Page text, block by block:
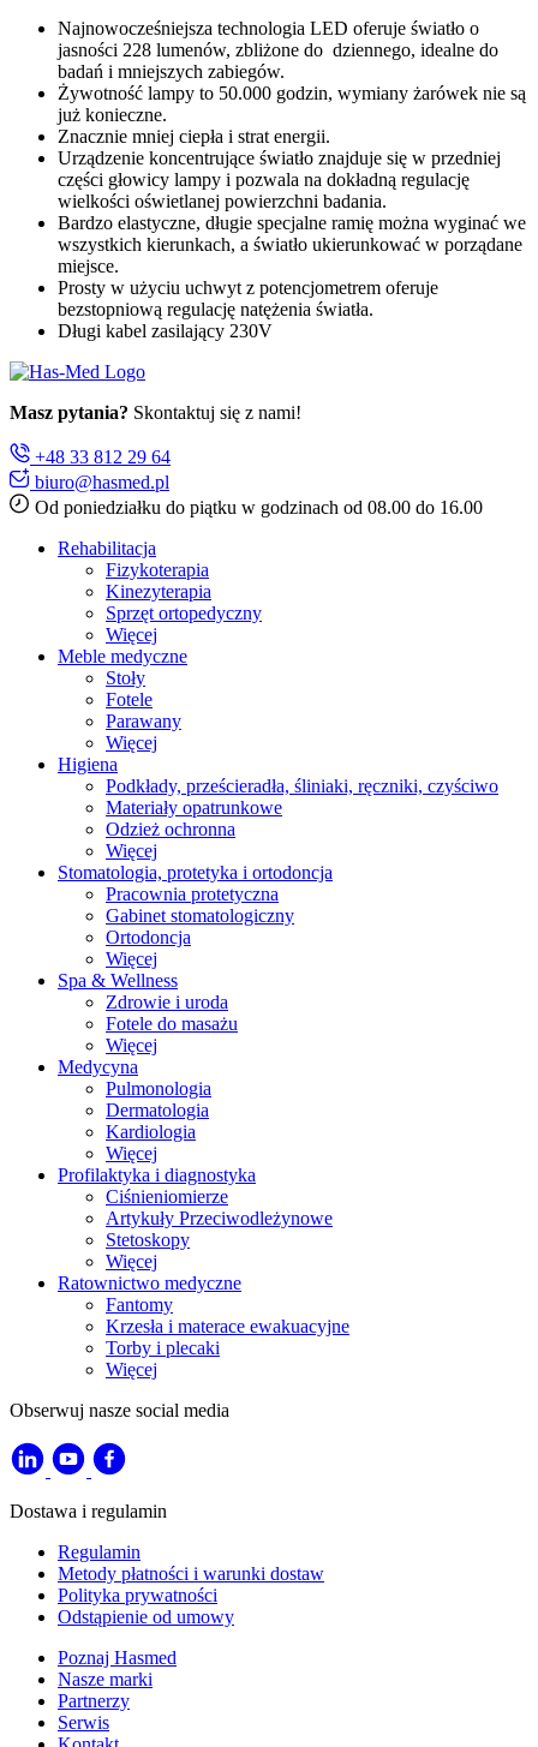
Najnowocześniejsza technologia LED oferuje światło o
jasności 228 lumenów, zbliżone do dziennego, idealne do
badań i mniejszych zabiegów.
Żywotność lampy to 50.000 godzin, wymiany żarówek nie są
już konieczne.
Znacznie mniej ciepła i strat energii.
Urządzenie koncentrujące światło znajduje się w przedniej
części głowicy lampy i pozwala na dokładną regulację
wielkości oświetlanej powierzchni badania.
Bardzo elastyczne, długie specjalne ramię można wyginać we
wszystkich kierunkach, a światło ukierunkować w porządane
miejsce.
Prosty w użyciu uchwyt z potencjometrem oferuje
bezstopniową regulację natężenia światła.
Długi kabel zasilający 230V
Masz pytania? Skontaktuj się z nami!
+48 33 812 29 64
biuro@hasmed.pl
Od poniedziałku do piątku w godzinach od 08.00 do 16.00
Rehabilitacja
Fizykoterapia
Kinezyterapia
Sprzęt ortopedyczny
Więcej
Meble medyczne
Stoły
Fotele
Parawany
Więcej
Higiena
Podkłady, prześcieradła, śliniaki, ręczniki, czyściwo
Materiały opatrunkowe
Odzież ochronna
Więcej
Stomatologia, protetyka i ortodoncja
Pracownia protetyczna
Gabinet stomatologiczny
Ortodoncja
Więcej
Spa & Wellness
Zdrowie i uroda
Fotele do masażu
Więcej
Medycyna
Pulmonologia
Dermatologia
Kardiologia
Więcej
Profilaktyka i diagnostyka
Ciśnieniomierze
Artykuły Przeciwodleżynowe
Stetoskopy
Więcej
Ratownictwo medyczne
Fantomy
Krzesła i materace ewakuacyjne
Torby i plecaki
Więcej
Obserwuj nasze social media
Dostawa i regulamin
Regulamin
Metody płatności i warunki dostaw
Polityka prywatności
Odstąpienie od umowy
Poznaj Hasmed
Nasze marki
Partnerzy
Serwis